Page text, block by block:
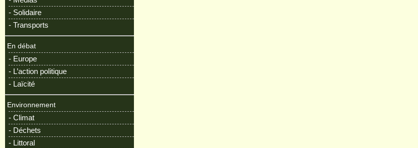
- Solidaire
- Transports
En débat
- Europe
- L’action politique
- Laïcité
Environnement
- Climat
- Déchets
- Littoral